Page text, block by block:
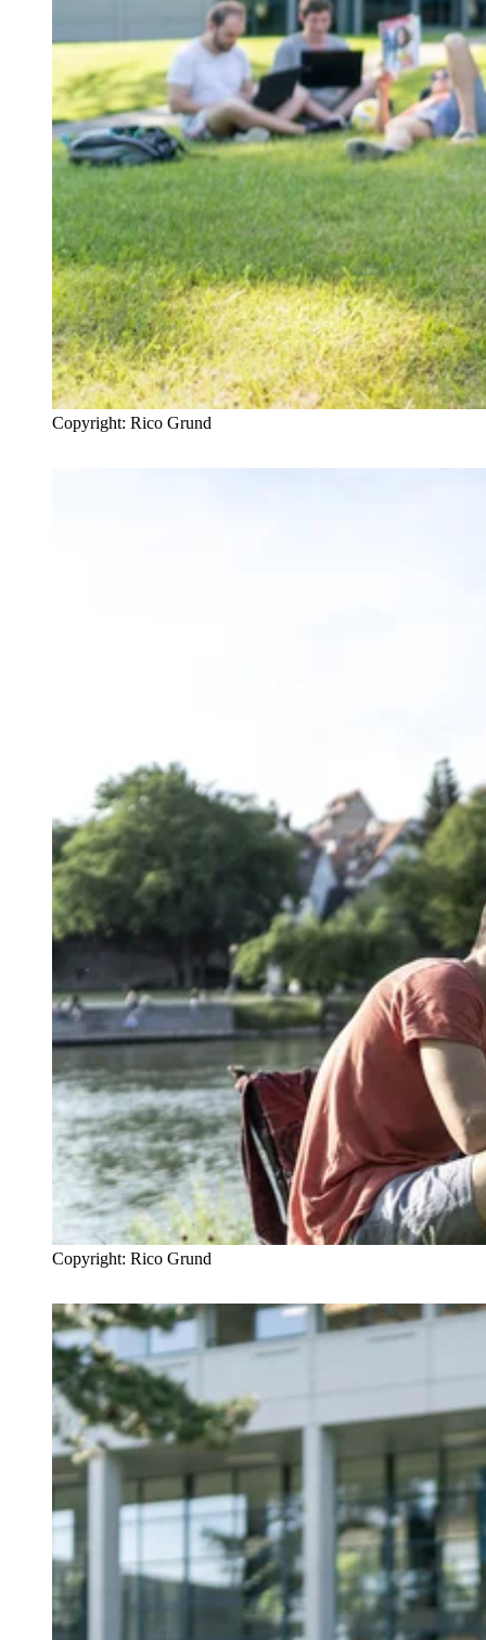
Copyright: Rico Grund
Copyright: Rico Grund